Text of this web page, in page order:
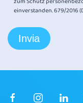
einverstanden. 679/2016